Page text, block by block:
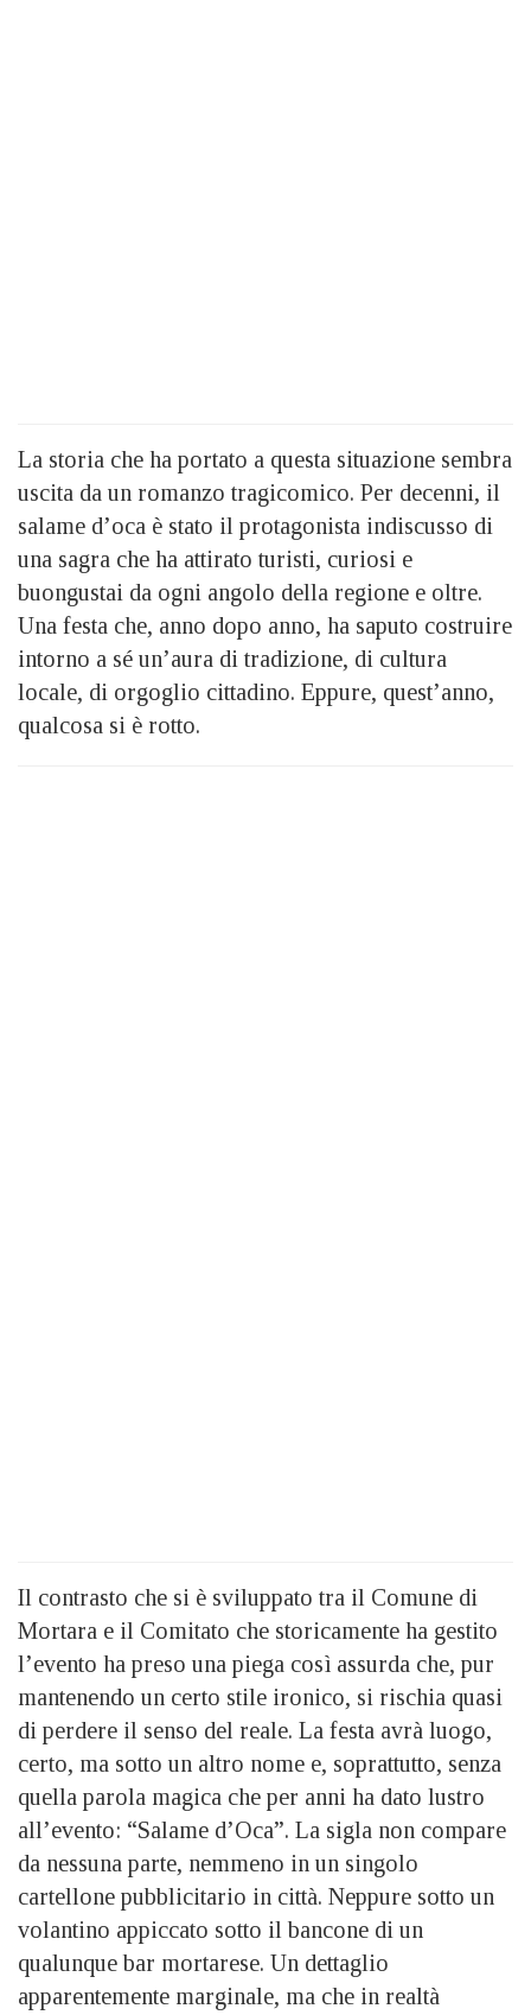
La storia che ha portato a questa situazione sembra
uscita da un romanzo tragicomico. Per decenni, il
salame d’oca è stato il protagonista indiscusso di
una sagra che ha attirato turisti, curiosi e
buongustai da ogni angolo della regione e oltre.
Una festa che, anno dopo anno, ha saputo costruire
intorno a sé un’aura di tradizione, di cultura
locale, di orgoglio cittadino. Eppure, quest’anno,
qualcosa si è rotto.
Il contrasto che si è sviluppato tra il Comune di
Mortara e il Comitato che storicamente ha gestito
l’evento ha preso una piega così assurda che, pur
mantenendo un certo stile ironico, si rischia quasi
di perdere il senso del reale. La festa avrà luogo,
certo, ma sotto un altro nome e, soprattutto, senza
quella parola magica che per anni ha dato lustro
all’evento: “Salame d’Oca”. La sigla non compare
da nessuna parte, nemmeno in un singolo
cartellone pubblicitario in città. Neppure sotto un
volantino appiccato sotto il bancone di un
qualunque bar mortarese. Un dettaglio
apparentemente marginale, ma che in realtà